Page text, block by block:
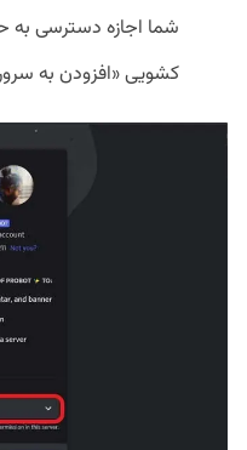
شما اجازه دسترسی به‌
کشویی «افزودن به